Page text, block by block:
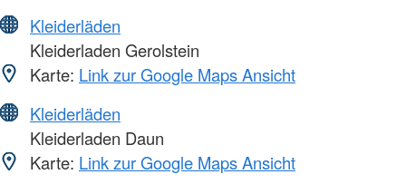
Kleiderläden
Kleiderladen Gerolstein
Karte: Link zur Google Maps Ansicht
Kleiderläden
Kleiderladen Daun
Karte: Link zur Google Maps Ansicht